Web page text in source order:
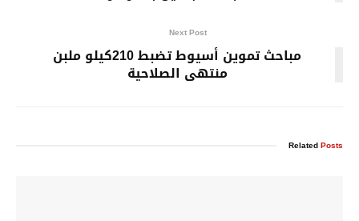
Next Post
مباحث تموين أسيوط تضبط 210كيلو ملبن
منتهى الصلاحية
RelatedPosts